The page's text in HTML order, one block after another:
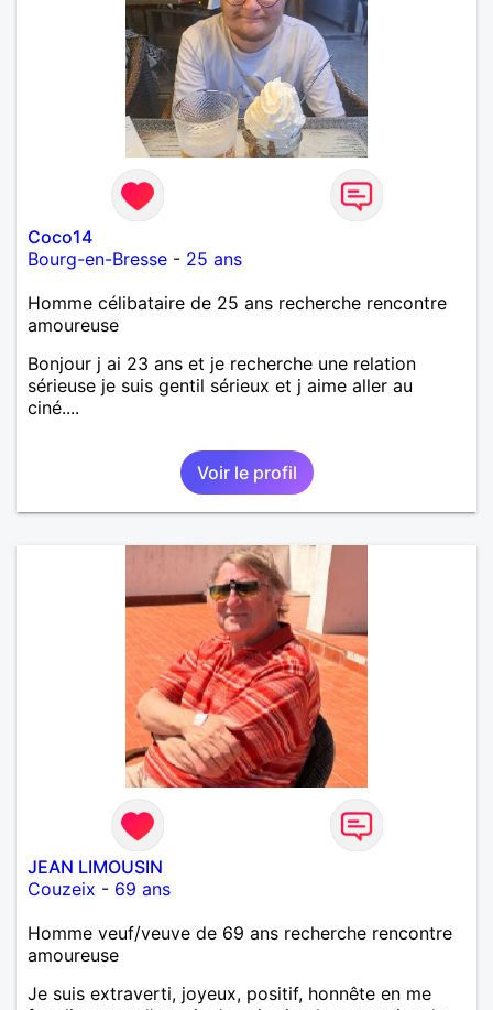
Coco14
Bourg-en-Bresse - 25 ans
Homme célibataire de 25 ans recherche rencontre
amoureuse
Bonjour j ai 23 ans et je recherche une relation
sérieuse je suis gentil sérieux et j aime aller au
ciné....
Voir le profil
JEAN LIMOUSIN
Couzeix - 69 ans
Homme veuf/veuve de 69 ans recherche rencontre
amoureuse
Je suis extraverti, joyeux, positif, honnête en me